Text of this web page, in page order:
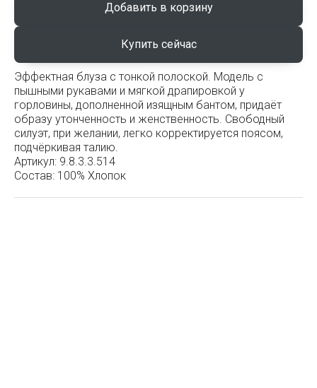
Добавить в корзину
Эффектная блуза с тонкой полоской. Модель с
пышными рукавами и мягкой драпировкой у
горловины, дополненной изящным бантом, придаёт
образу утонченность и женственность. Свободный
силуэт, при желании, легко корректируется поясом,
подчёркивая талию.
Артикул: 9.8.3.3.514
Состав: 100% Хлопок